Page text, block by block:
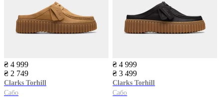
₴ 4 999
₴ 2 749
Clarks Torhill
Сабо
₴ 4 999
₴ 3 499
Clarks Torhill
Сабо